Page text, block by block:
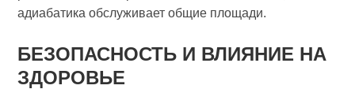
адиабатика обслуживает общие площади.
БЕЗОПАСНОСТЬ И ВЛИЯНИЕ НА
ЗДОРОВЬЕ